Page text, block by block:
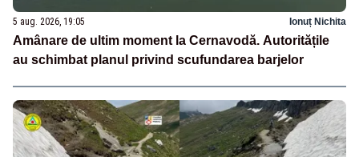
5 aug. 2026, 19:05 Ionuț Nichita
Amânare de ultim moment la Cernavodă. Autoritățile
au schimbat planul privind scufundarea barjelor